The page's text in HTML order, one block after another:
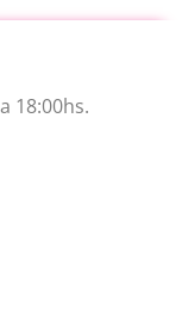
18:00hs.